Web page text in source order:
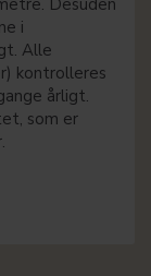
Desuden
i
Alle
kontrolleres
årligt.
som er